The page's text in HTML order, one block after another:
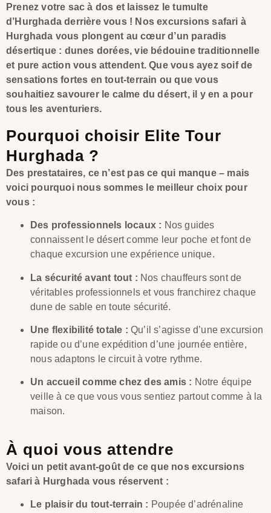
Prenez votre sac à dos et laissez le tumulte
d’Hurghada derrière vous ! Nos excursions safari à
Hurghada vous plongent au cœur d’un paradis
désertique : dunes dorées, vie bédouine traditionnelle
et pure action vous attendent. Que vous ayez soif de
sensations fortes en tout-terrain ou que vous
souhaitiez savourer le calme du désert, il y en a pour
tous les aventuriers.
Pourquoi choisir Elite Tour
Hurghada ?
Des prestataires, ce n’est pas ce qui manque – mais
voici pourquoi nous sommes le meilleur choix pour
vous :
Des professionnels locaux : Nos guides
connaissent le désert comme leur poche et font de
chaque excursion une expérience unique.
La sécurité avant tout : Nos chauffeurs sont de
véritables professionnels et vous franchirez chaque
dune de sable en toute sécurité.
Une flexibilité totale : Qu’il s’agisse d’une excursion
rapide ou d’une expédition d’une journée entière,
nous adaptons le circuit à votre rythme.
Un accueil comme chez des amis : Notre équipe
veille à ce que vous vous sentiez partout comme à la
maison.
À quoi vous attendre
Voici un petit avant-goût de ce que nos excursions
safari à Hurghada vous réservent :
Le plaisir du tout-terrain : Poupée d’adrénaline